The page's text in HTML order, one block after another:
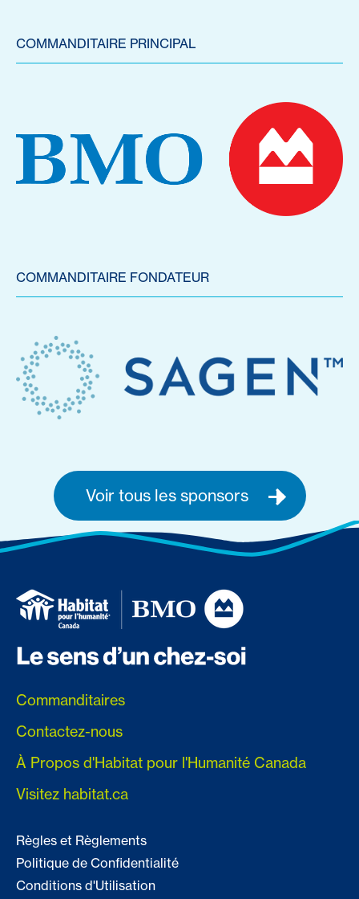
COMMANDITAIRE PRINCIPAL
COMMANDITAIRE FONDATEUR
Voir tous les sponsors
Commanditaires
Contactez-nous
À Propos d'Habitat pour l'Humanité Canada
Visitez habitat.ca
Règles et Règlements
Politique de Confidentialité
Conditions d'Utilisation